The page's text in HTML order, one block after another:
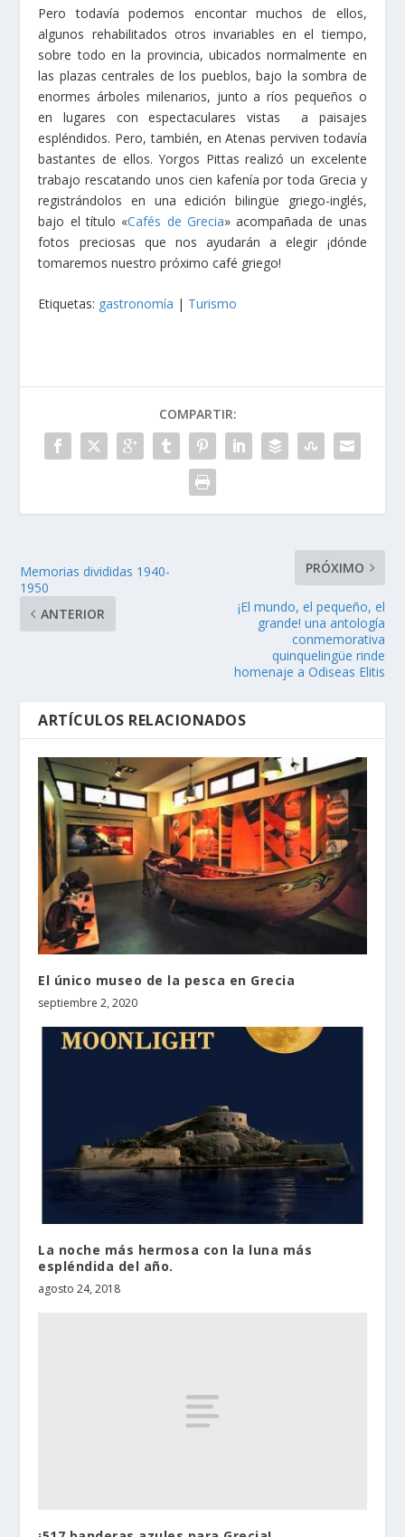
Pero todavía podemos encontar muchos de ellos,
algunos rehabilitados otros invariables en el tiempo,
sobre todo en la provincia, ubicados normalmente en
las plazas centrales de los pueblos, bajo la sombra de
enormes árboles milenarios, junto a ríos pequeños o
en lugares con espectaculares vistas a paisajes
espléndidos. Pero, también, en Atenas perviven todavía
bastantes de ellos. Yorgos Pittas realizó un excelente
trabajo rescatando unos cien kafenía por toda Grecia y
registrándolos en una edición bilingüe griego-inglés,
bajo el título «Cafés de Grecia» acompañada de unas
fotos preciosas que nos ayudarán a elegir ¡dónde
tomaremos nuestro próximo café griego!
Etiquetas: gastronomía | Turismo
COMPARTIR:
Memorias divididas 1940-
1950
ANTERIOR
PRÓXIMO
¡El mundo, el pequeño, el
grande! una antología
conmemorativa
quinquelingüe rinde
homenaje a Odiseas Elitis
ARTÍCULOS RELACIONADOS
El único museo de la pesca en Grecia
septiembre 2, 2020
La noche más hermosa con la luna más
espléndida del año.
agosto 24, 2018